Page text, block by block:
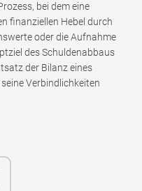
bei dem eine
finanziellen Hebel durch
oder die Aufnahme
des Schuldenabbaus
der Bilanz eines
Verbindlichkeiten